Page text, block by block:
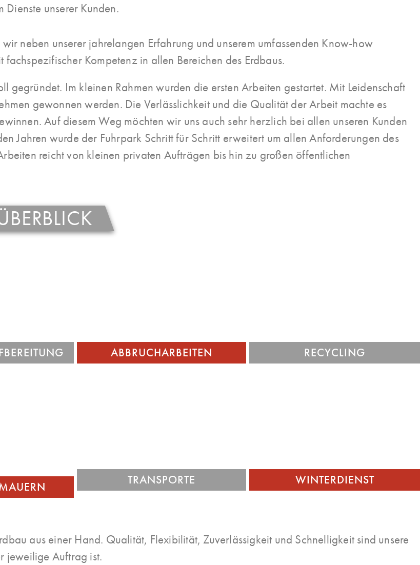
unserer Kunden.
neben unserer jahrelangen Erfahrung und unserem umfassenden Know-how
fachspezifischer Kompetenz in allen Bereichen des Erdbaus.
gegründet. Im kleinen Rahmen wurden die ersten Arbeiten gestartet. Mit Leidenschaft
gewonnen werden. Die Verlässlichkeit und die Qualität der Arbeit machte es
Auf diesem Weg möchten wir uns auch sehr herzlich bei allen unseren Kunden
Jahren wurde der Fuhrpark Schritt für Schritt erweitert um allen Anforderungen des
reicht von kleinen privaten Aufträgen bis hin zu großen öffentlichen
ABBRUCHARBEITEN RECYCLING
TRANSPORTE WINTERDIENST
aus einer Hand. Qualität, Flexibilität, Zuverlässigkeit und Schnelligkeit sind unsere
jeweilige Auftrag ist.